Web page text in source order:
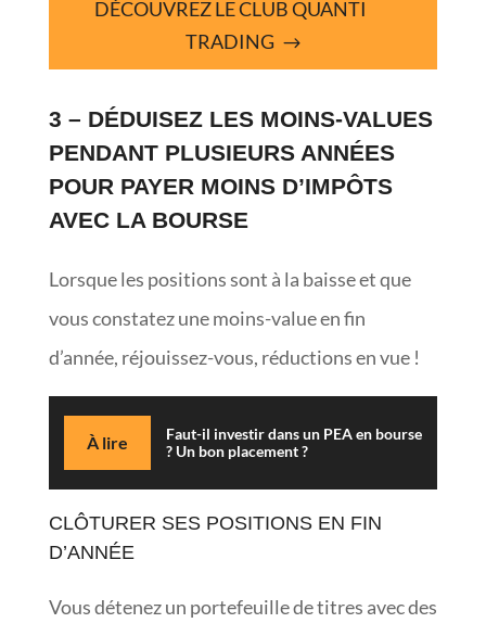
DÉCOUVREZ LE CLUB QUANTI
TRADING
3 – DÉDUISEZ LES MOINS-VALUES
PENDANT PLUSIEURS ANNÉES
POUR PAYER MOINS D’IMPÔTS
AVEC LA BOURSE
Lorsque les positions sont à la baisse et que
vous constatez une moins-value en fin
d’année, réjouissez-vous, réductions en vue !
À lire
Faut-il investir dans un PEA en bourse
? Un bon placement ?
CLÔTURER SES POSITIONS EN FIN
D’ANNÉE
Vous détenez un portefeuille de titres avec des